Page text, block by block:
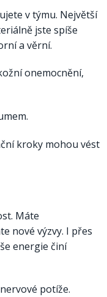
v týmu. Největší
jste spíše
a věrní.
onemocnění,
kroky mohou vést
Máte
nové výzvy. I přes
energie činí
potíže.